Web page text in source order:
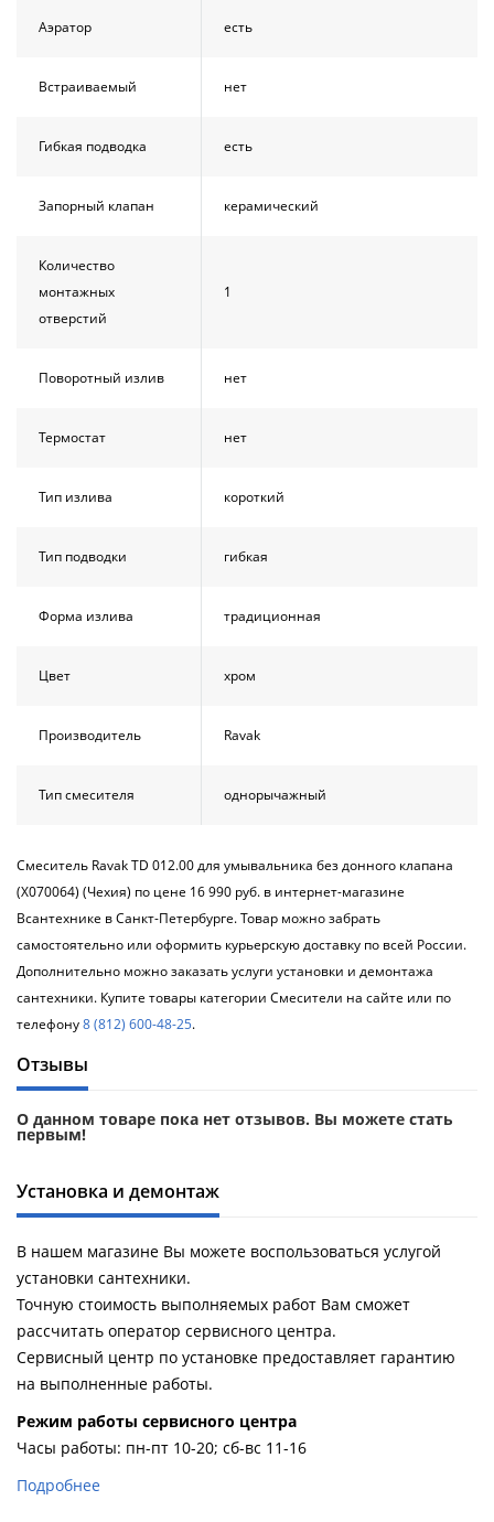
Аэратор есть
Встраиваемый нет
Гибкая подводка есть
Запорный клапан керамический
Количество
монтажных
отверстий
1
Поворотный излив нет
Термостат нет
Тип излива короткий
Тип подводки гибкая
Форма излива традиционная
Цвет хром
Производитель Ravak
Тип смесителя однорычажный
Смеситель Ravak TD 012.00 для умывальника без донного клапана
(X070064) (Чехия) по цене 16 990 руб. в интернет-магазине
Всантехнике в Санкт-Петербурге. Товар можно забрать
самостоятельно или оформить курьерскую доставку по всей России.
Дополнительно можно заказать услуги установки и демонтажа
сантехники. Купите товары категории Смесители на сайте или по
телефону8 (812) 600-48-25.
Отзывы
О данном товаре пока нет отзывов. Вы можете стать
первым!
Установка и демонтаж
В нашем магазине Вы можете воспользоваться услугой
установки сантехники.
Точную стоимость выполняемых работ Вам сможет
рассчитать оператор сервисного центра.
Сервисный центр по установке предоставляет гарантию
на выполненные работы.
Pежим работы сервисного центра
Часы работы: пн-пт 10-20; сб-вс 11-16
Подробнее